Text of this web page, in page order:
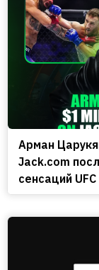
Арман
Jack.com
сенсаций